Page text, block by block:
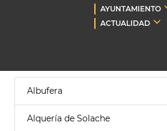
AYUNTAMIENTO
ACTUALIDAD
Albufera
Alquería de Solache